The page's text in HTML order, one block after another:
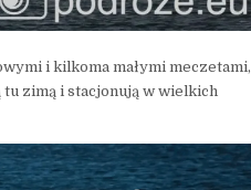
i kilkoma małymi meczetami,
zimą i stacjonują w wielkich